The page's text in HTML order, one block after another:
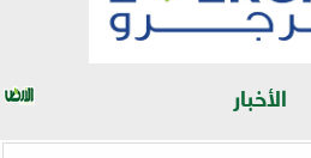
الأخبار